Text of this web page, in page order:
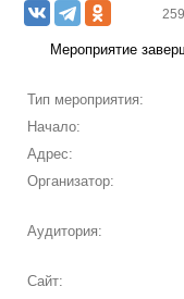
Мероприятие
Тип мероприятия:
Начало:
Адрес:
Организатор:
Аудитория:
Сайт: